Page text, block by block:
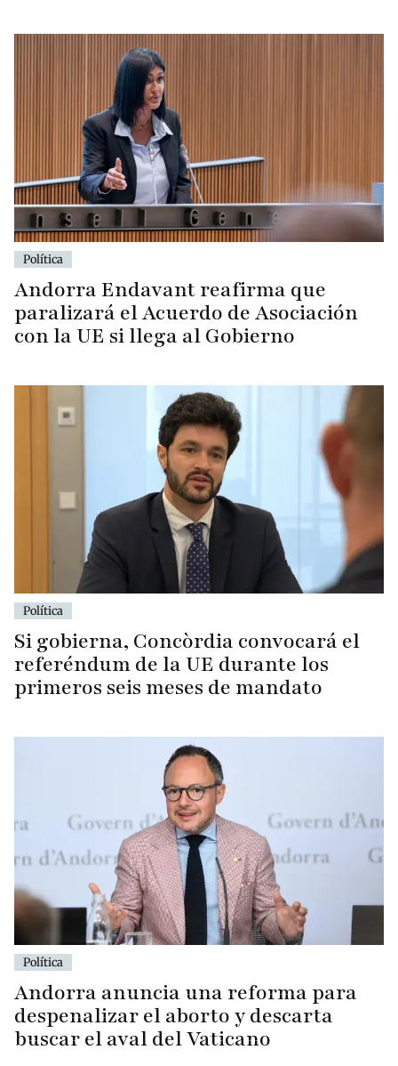
Política
Andorra Endavant reafirma que
paralizará el Acuerdo de Asociación
con la UE si llega al Gobierno
Política
Si gobierna, Concòrdia convocará el
referéndum de la UE durante los
primeros seis meses de mandato
Política
Andorra anuncia una reforma para
despenalizar el aborto y descarta
buscar el aval del Vaticano